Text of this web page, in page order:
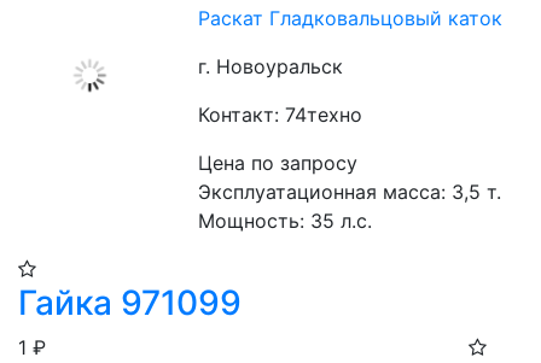
Раскат Гладковальцовый каток
г. Новоуральск
Контакт: 74техно
Цена по запросу
Эксплуатационная масса: 3,5 т.
Мощность: 35 л.с.
Гайка 971099
1 ₽